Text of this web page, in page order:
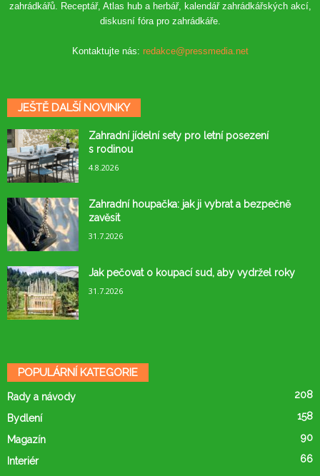
zahrádkářů. Receptář, Atlas hub a herbář, kalendář zahrádkářských akcí,
diskusní fóra pro zahrádkáře.
Kontaktujte nás: redakce@pressmedia.net
JEŠTĚ DALŠÍ NOVINKY
Zahradní jídelní sety pro letní posezení
s rodinou
4.8.2026
Zahradní houpačka: jak ji vybrat a bezpečně
zavěsit
31.7.2026
Jak pečovat o koupací sud, aby vydržel roky
31.7.2026
POPULÁRNÍ KATEGORIE
Rady a návody 208
Bydlení 158
Magazín 90
Interiér
66